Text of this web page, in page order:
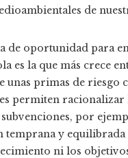
de
de oportunidad para
es la que más crece
primas de riesgo
permiten
por
temprana y
ni los